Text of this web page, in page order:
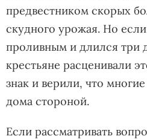
предвестником скорых
скудного урожая. Но
проливным и длился три
крестьяне расценивали
знак и верили, что
дома стороной.
Если рассматривать